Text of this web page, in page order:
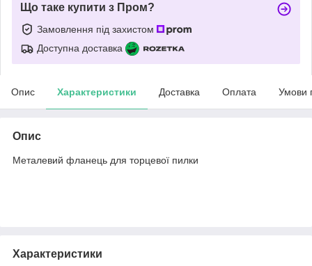
Що таке купити з Пром?
Замовлення під захистом
Доступна доставка
Опис Характеристики Доставка Оплата Умови
Опис
Металевий фланець для торцевої пилки
Характеристики